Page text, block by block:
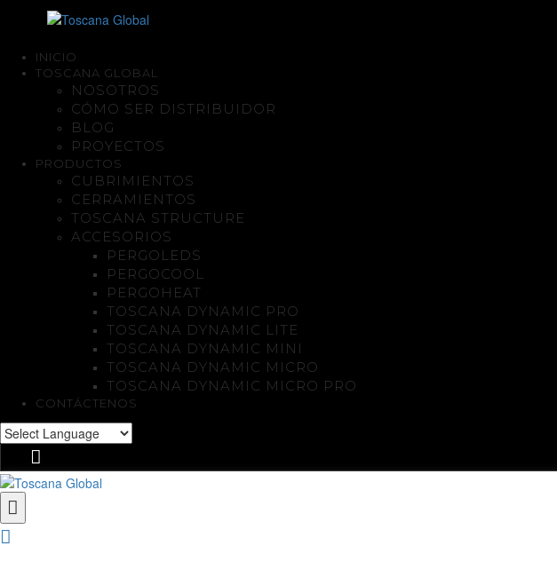
INICIO
TOSCANA GLOBAL
NOSOTROS
CÓMO SER DISTRIBUIDOR
BLOG
PROYECTOS
PRODUCTOS
CUBRIMIENTOS
CERRAMIENTOS
TOSCANA STRUCTURE
ACCESORIOS
PERGOLEDS
PERGOCOOL
PERGOHEAT
TOSCANA DYNAMIC PRO
TOSCANA DYNAMIC LITE
TOSCANA DYNAMIC MINI
TOSCANA DYNAMIC MICRO
TOSCANA DYNAMIC MICRO PRO
CONTÁCTENOS